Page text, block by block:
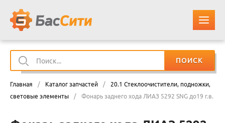
ПОИСК
Главная / Каталог запчастей /
20.1 Стеклоочистители, подножки,
световые элементы
/ Фонарь заднего хода ЛИАЗ 5292 SNG до19 г.в.
КАТАЛОГ ЗАПЧАСТЕЙ